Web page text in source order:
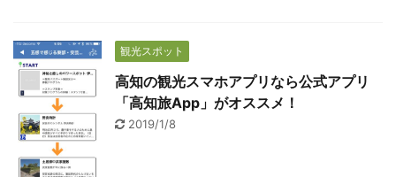
観光スポット
高知の観光スマホアプリなら公式アプリ
「高知旅App」がオススメ！
2019/1/8